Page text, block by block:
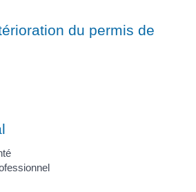
du permis de